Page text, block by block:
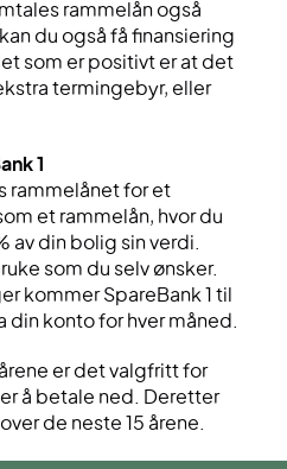
rammelån også
du også få finansiering
som er positivt er at det
termingebyr, eller
1
rammelånet for et
et rammelån, hvor du
av din bolig sin verdi.
som du selv ønsker.
kommer SpareBank 1 til
din konto for hver måned.
er det valgfritt for
å betale ned. Deretter
de neste 15 årene.